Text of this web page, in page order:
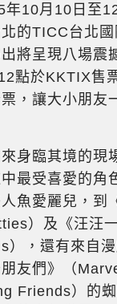
10月10日至
的TICC台北
將呈現八場震
點於KKTIX售
，讓大小朋友
身臨其境的現
最受喜愛的角
魚愛麗兒，到
）及《汪汪
），還有來自
友們》（
Friends）的